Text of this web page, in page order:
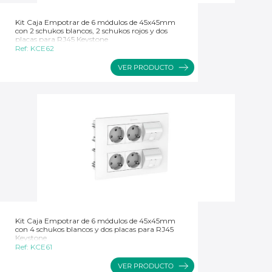
Kit Caja Empotrar de 6 módulos de 45x45mm
con 2 schukos blancos, 2 schukos rojos y dos
placas para RJ45 Keystone
Ref: KCE62
Kit Caja Empotrar de 6 módulos de 45x45mm
con 4 schukos blancos y dos placas para RJ45
Keystone
Ref: KCE61